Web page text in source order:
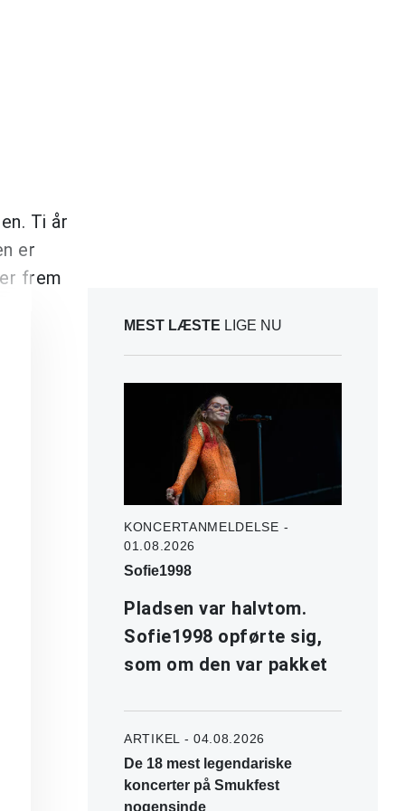
Ti år
er
frem
MEST LÆSTE LIGE NU
KONCERTANMELDELSE -
01.08.2026
Sofie1998
Pladsen var halvtom.
Sofie1998 opførte sig,
som om den var pakket
ARTIKEL - 04.08.2026
De 18 mest legendariske
koncerter på Smukfest
nogensinde